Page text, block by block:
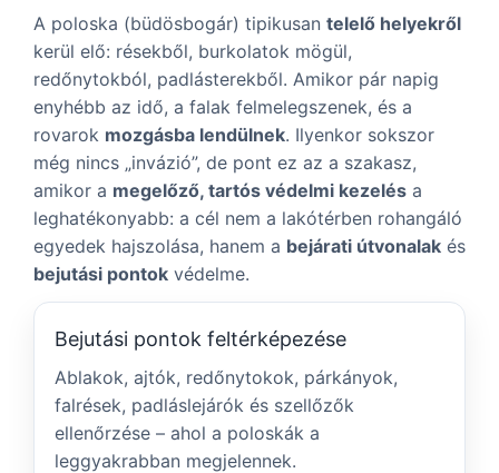
A poloska (büdösbogár) tipikusan telelő helyekről
kerül elő: résekből, burkolatok mögül,
redőnytokból, padlásterekből. Amikor pár napig
enyhébb az idő, a falak felmelegszenek, és a
rovarok mozgásba lendülnek. Ilyenkor sokszor
még nincs „invázió”, de pont ez az a szakasz,
amikor a megelőző, tartós védelmi kezelés a
leghatékonyabb: a cél nem a lakótérben rohangáló
egyedek hajszolása, hanem a bejárati útvonalak és
bejutási pontok védelme.
Bejutási pontok feltérképezése
Ablakok, ajtók, redőnytokok, párkányok,
falrések, padláslejárók és szellőzők
ellenőrzése – ahol a poloskák a
leggyakrabban megjelennek.